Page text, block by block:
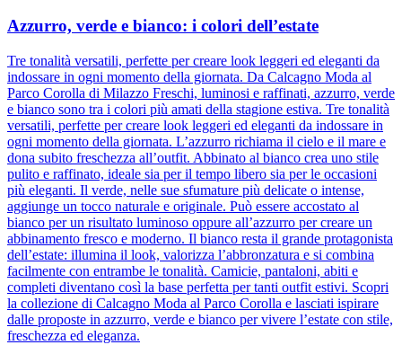
Azzurro, verde e bianco: i colori dell’estate
Tre tonalità versatili, perfette per creare look leggeri ed eleganti da
indossare in ogni momento della giornata. Da Calcagno Moda al
Parco Corolla di Milazzo Freschi, luminosi e raffinati, azzurro, verde
e bianco sono tra i colori più amati della stagione estiva. Tre tonalità
versatili, perfette per creare look leggeri ed eleganti da indossare in
ogni momento della giornata. L’azzurro richiama il cielo e il mare e
dona subito freschezza all’outfit. Abbinato al bianco crea uno stile
pulito e raffinato, ideale sia per il tempo libero sia per le occasioni
più eleganti. Il verde, nelle sue sfumature più delicate o intense,
aggiunge un tocco naturale e originale. Può essere accostato al
bianco per un risultato luminoso oppure all’azzurro per creare un
abbinamento fresco e moderno. Il bianco resta il grande protagonista
dell’estate: illumina il look, valorizza l’abbronzatura e si combina
facilmente con entrambe le tonalità. Camicie, pantaloni, abiti e
completi diventano così la base perfetta per tanti outfit estivi. Scopri
la collezione di Calcagno Moda al Parco Corolla e lasciati ispirare
dalle proposte in azzurro, verde e bianco per vivere l’estate con stile,
freschezza ed eleganza.